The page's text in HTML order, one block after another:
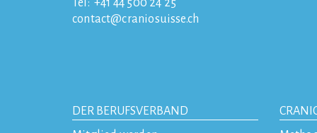
Tel: +41 44 500 24 25
contact
craniosuisse.ch
DER BERUFSVERBAND